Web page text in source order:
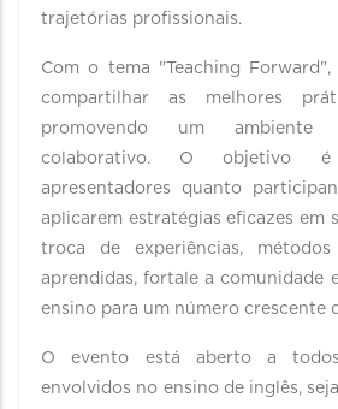
trajetórias profissionais.
Com o tema "Teaching
compartilhar as melhores
promovendo um ambiente
colaborativo. O objetivo
apresentadores quanto
aplicarem estratégias eficazes em
troca de experiências,
aprendidas, fortale a comunidade
ensino para um número crescente
O evento está aberto a
envolvidos no ensino de inglês,